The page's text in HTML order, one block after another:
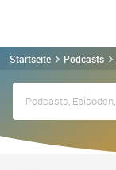
Startseite Podcasts